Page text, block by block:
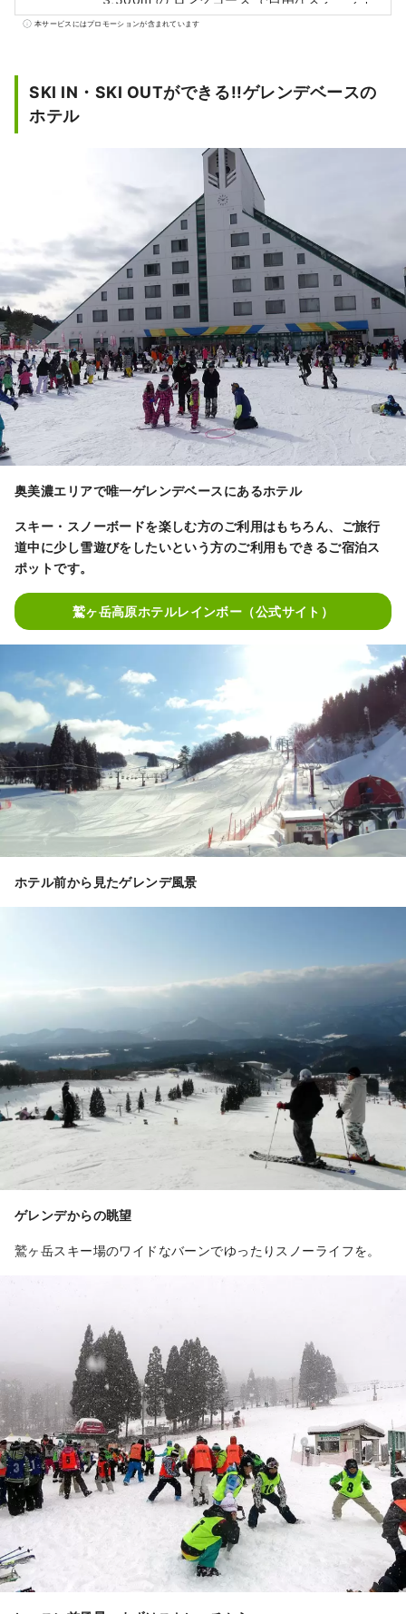
フをお楽しみいただけます。 エリア最大数の
ャンスがあるかもしれません。 気軽に雪を楽
しめる雪遊びスペースには、チュービングや
す。 また、機能的なセンターハウスには、レ
ストラン・レンタル・売店・大浴場「鷲の
湯」を完備。便利で快適なスノーライフを約
宿泊付きで楽しむことも可能。 「SKI IN・SKI
OUT」 が出来るのは、奥美濃エリアで唯一鷲
ヶ岳スキー場だけです。 営業期間：12月上
旬 ～ 3月下旬 予定
本サービスにはプロモーションが含まれています
SKI IN・SKI OUTができる!!ゲレンデベースの
ホテル
奥美濃エリアで唯一ゲレンデベースにあるホテル
スキー・スノーボードを楽しむ方のご利用はもちろん、ご旅行
道中に少し雪遊びをしたいという方のご利用もできるご宿泊ス
ポットです。
鷲ヶ岳高原ホテルレインボー（公式サイト）
ホテル前から見たゲレンデ風景
ゲレンデからの眺望
鷲ヶ岳スキー場のワイドなバーンでゆったりスノーライフを。